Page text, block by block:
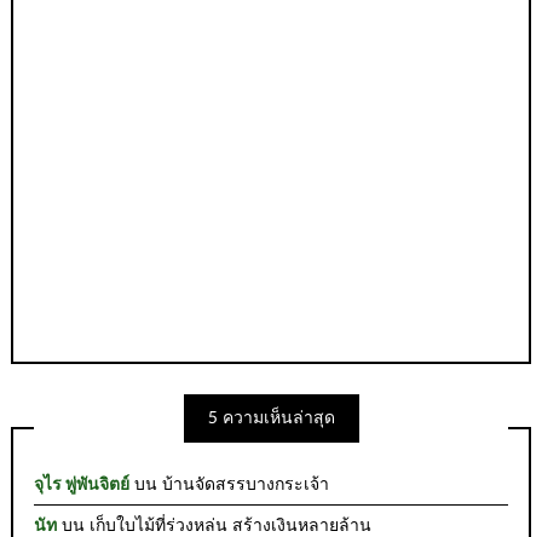
5 ความเห็นล่าสุด
จุไร พู่พันจิตย์ บนบ้านจัดสรรบางกระเจ้า
นัท บน เก็บใบไม้ที่ร่วงหล่น สร้างเงินหลายล้าน